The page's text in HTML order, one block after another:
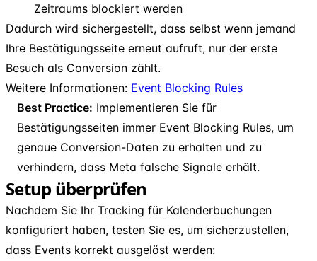
Zeitraums blockiert werden
Dadurch wird sichergestellt, dass selbst wenn jemand
Ihre Bestätigungsseite erneut aufruft, nur der erste
Besuch als Conversion zählt.
Weitere Informationen: Event Blocking Rules
Best Practice: Implementieren Sie für
Bestätigungsseiten immer Event Blocking Rules, um
genaue Conversion-Daten zu erhalten und zu
verhindern, dass Meta falsche Signale erhält.
Setup überprüfen
Nachdem Sie Ihr Tracking für Kalenderbuchungen
konfiguriert haben, testen Sie es, um sicherzustellen,
dass Events korrekt ausgelöst werden: